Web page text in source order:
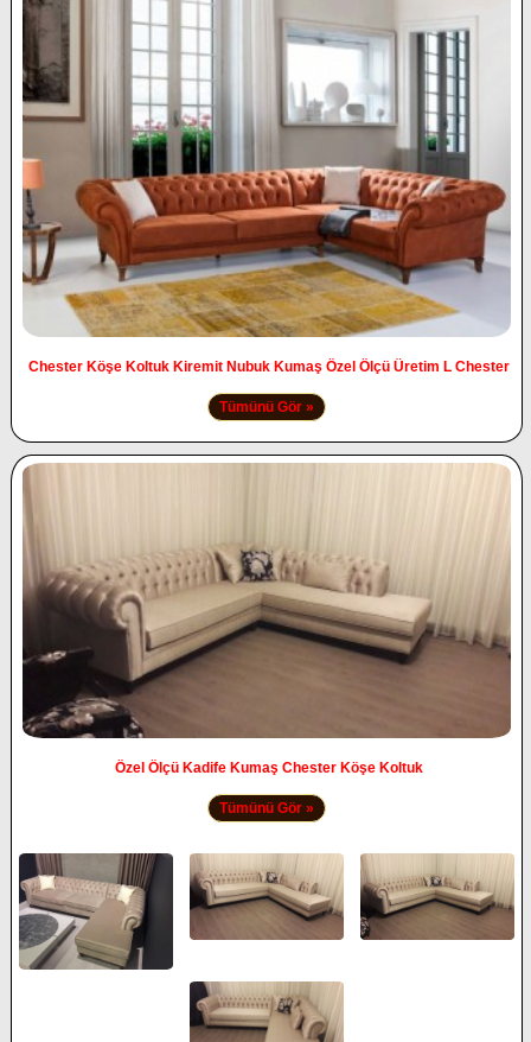
Chester Köşe Koltuk Kiremit Nubuk Kumaş Özel Ölçü Üretim L Chester
Tümünü Gör »
Özel Ölçü Kadife Kumaş Chester Köşe Koltuk
Tümünü Gör »